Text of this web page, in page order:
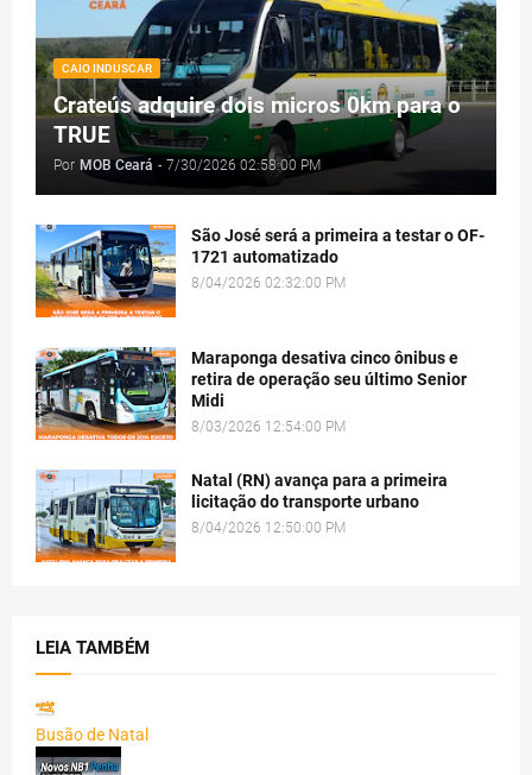
CAIO INDUSCAR
Crateús adquire dois micros 0km para o
TRUE
Por MOB Ceará - 7/30/2026 02:58:00 PM
São José será a primeira a testar o OF-
1721 automatizado
8/04/2026 02:32:00 PM
Maraponga desativa cinco ônibus e
retira de operação seu último Senior
Midi
8/03/2026 12:54:00 PM
Natal (RN) avança para a primeira
licitação do transporte urbano
8/04/2026 12:50:00 PM
LEIA TAMBÉM
Busão de Natal